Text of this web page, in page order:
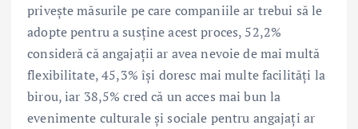
privește măsurile pe care companiile ar trebui să le
adopte pentru a susține acest proces, 52,2%
consideră că angajații ar avea nevoie de mai multă
flexibilitate, 45,3% își doresc mai multe facilități la
birou, iar 38,5% cred că un acces mai bun la
evenimente culturale și sociale pentru angajați ar